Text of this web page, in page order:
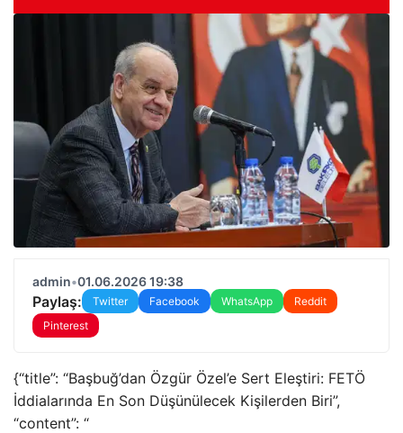
admin•01.06.2026 19:38
Paylaş: Twitter Facebook WhatsApp
Reddit
Pinterest
{“title”: “Başbuğ’dan Özgür Özel’e Sert Eleştiri: FETÖ
İddialarında En Son Düşünülecek Kişilerden Biri”,
“content”: “